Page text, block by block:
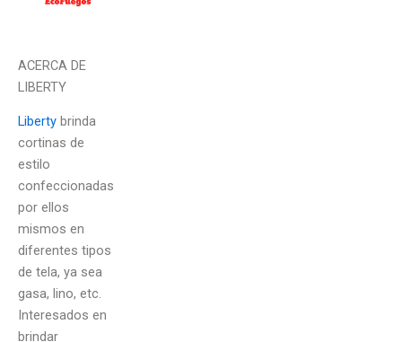
ACERCA DE
LIBERTY
Liberty brinda
cortinas de
estilo
confeccionadas
por ellos
mismos en
diferentes tipos
de tela, ya sea
gasa, lino, etc.
Interesados en
brindar